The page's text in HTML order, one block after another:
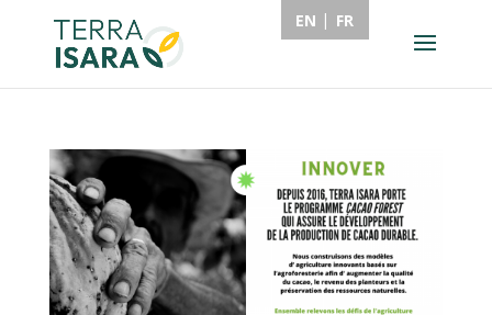
EN FR